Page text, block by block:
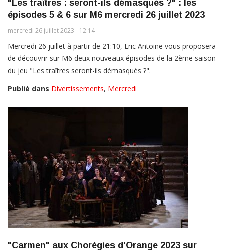
"Les traîtres : seront-ils démasqués ?" : les
épisodes 5 & 6 sur M6 mercredi 26 juillet 2023
mercredi 26 juillet 2023 - 12:14
Mercredi 26 juillet à partir de 21:10, Eric Antoine vous proposera
de découvrir sur M6 deux nouveaux épisodes de la 2ème saison
du jeu "Les traîtres seront-ils démasqués ?".
Publié dans Divertissements, Mercredi
"Carmen" aux Chorégies d'Orange 2023 sur